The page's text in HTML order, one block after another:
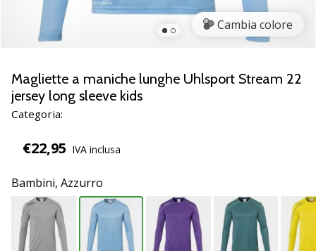
ambassador
Weplayvolleyball
un
fanatico
della
pallavolo
noi?
a
noi
come
marchio
Ambassador.
Cambia colore
Magliette a maniche lunghe Uhlsport Stream 22
jersey long sleeve kids
Categoria:
€22,95 IVA inclusa
Bambini, Azzurro